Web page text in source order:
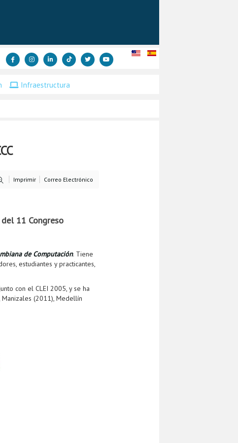
Infraestructura
Imprimir Correo Electrónico
11 Congreso
de Computación. Tiene
estudiantes y practicantes,
con el CLEI 2005, y se ha
(2011), Medellín